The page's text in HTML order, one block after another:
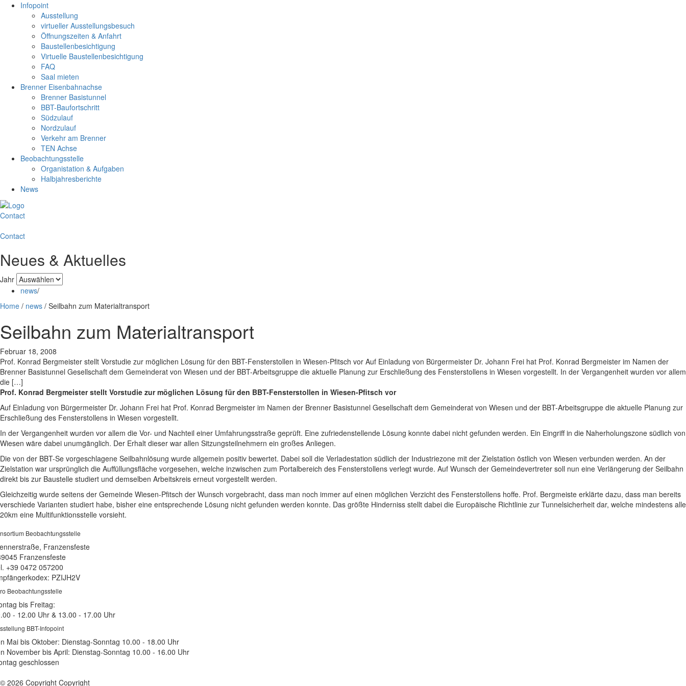
Infopoint
Ausstellung
virtueller Ausstellungsbesuch
Öffnungszeiten & Anfahrt
Baustellenbesichtigung
Virtuelle Baustellenbesichtigung
FAQ
Saal mieten
Brenner Eisenbahnachse
Brenner Basistunnel
BBT-Baufortschritt
Südzulauf
Nordzulauf
Verkehr am Brenner
TEN Achse
Beobachtungsstelle
Organistation & Aufgaben
Halbjahresberichte
News
Contact
Contact
Neues & Aktuelles
Jahr
news/
Home / news / Seilbahn zum Materialtransport
Seilbahn zum Materialtransport
Februar 18, 2008
Prof. Konrad Bergmeister stellt Vorstudie zur möglichen Lösung für den BBT-Fensterstollen in Wiesen-Pfitsch vor Auf Einladung von Bürgermeister Dr. Johann Frei hat Prof. Konrad Bergmeister im Namen der
Brenner Basistunnel Gesellschaft dem Gemeinderat von Wiesen und der BBT-Arbeitsgruppe die aktuelle Planung zur Erschließung des Fensterstollens in Wiesen vorgestellt. In der Vergangenheit wurden vor allem
die […]
Prof. Konrad Bergmeister stellt Vorstudie zur möglichen Lösung für den BBT-Fensterstollen in Wiesen-Pfitsch vor
Auf Einladung von Bürgermeister Dr. Johann Frei hat Prof. Konrad Bergmeister im Namen der Brenner Basistunnel Gesellschaft dem Gemeinderat von Wiesen und der BBT-Arbeitsgruppe die aktuelle Planung zur
Erschließung des Fensterstollens in Wiesen vorgestellt.
In der Vergangenheit wurden vor allem die Vor- und Nachteil einer Umfahrungsstraße geprüft. Eine zufriedenstellende Lösung konnte dabei nicht gefunden werden. Ein Eingriff in die Naherholungszone südlich von
Wiesen wäre dabei unumgänglich. Der Erhalt dieser war allen Sitzungsteilnehmern ein großes Anliegen.
Die von der BBT-Se vorgeschlagene Seilbahnlösung wurde allgemein positiv bewertet. Dabei soll die Verladestation südlich der Industriezone mit der Zielstation östlich von Wiesen verbunden werden. An der
Zielstation war ursprünglich die Auffüllungsfläche vorgesehen, welche inzwischen zum Portalbereich des Fensterstollens verlegt wurde. Auf Wunsch der Gemeindevertreter soll nun eine Verlängerung der Seilbahn
direkt bis zur Baustelle studiert und demselben Arbeitskreis erneut vorgestellt werden.
Gleichzeitig wurde seitens der Gemeinde Wiesen-Pfitsch der Wunsch vorgebracht, dass man noch immer auf einen möglichen Verzicht des Fensterstollens hoffe. Prof. Bergmeiste erklärte dazu, dass man bereits
verschiede Varianten studiert habe, bisher eine entsprechende Lösung nicht gefunden werden konnte. Das größte Hinderniss stellt dabei die Europäische Richtlinie zur Tunnelsicherheit dar, welche mindestens alle
20km eine Multifunktionsstelle vorsieht.
Beobachtungsstelle
Franzensfeste
Franzensfeste
+39 0472 057200
PZIJH2V
Beobachtungsstelle
bis Freitag:
- 12.00 Uhr & 13.00 - 17.00 Uhr
BBT-Infopoint
Mai bis Oktober: Dienstag-Sonntag 10.00 - 18.00 Uhr
November bis April: Dienstag-Sonntag 10.00 - 16.00 Uhr
geschlossen
© 2026 Copyright Copyright